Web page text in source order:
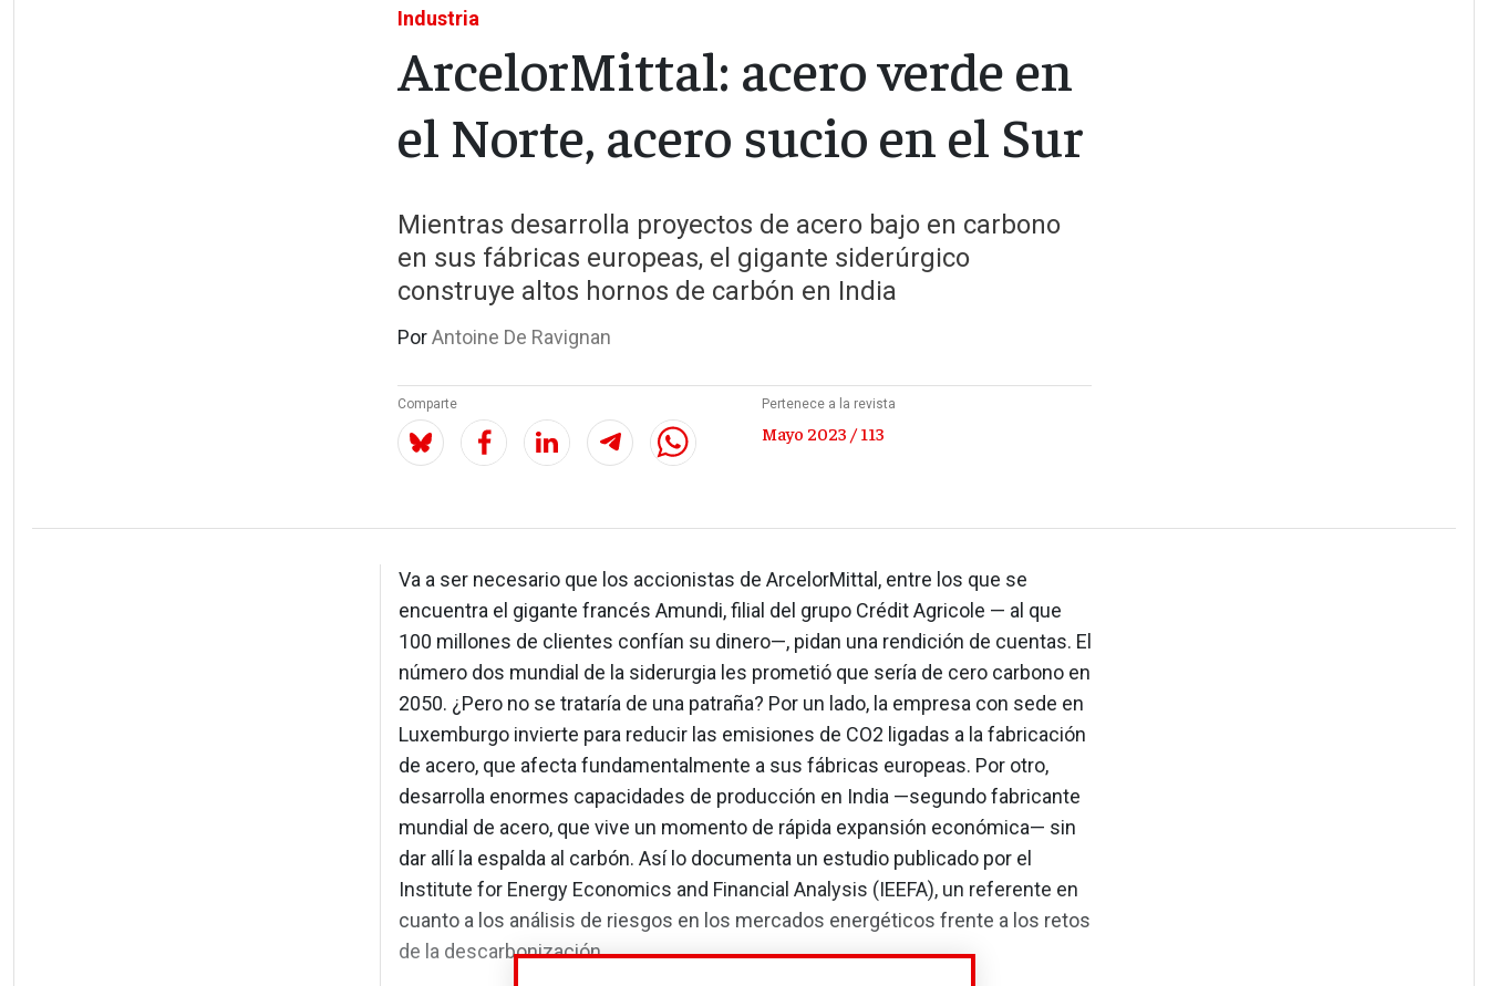
Industria
ArcelorMittal: acero verde en
el Norte, acero sucio en el Sur
Mientras desarrolla proyectos de acero bajo en carbono
en sus fábricas europeas, el gigante siderúrgico
construye altos hornos de carbón en India
PorAntoine De Ravignan
Comparte Pertenece a la revista
Mayo 2023 / 113
Va a ser necesario que los accionistas de ArcelorMittal, entre los que se
encuentra el gigante francés Amundi, filial del grupo Crédit Agricole — al que
100 millones de clientes confían su dinero—, pidan una rendición de cuentas. El
número dos mundial de la siderurgia les prometió que sería de cero carbono en
2050. ¿Pero no se trataría de una patraña? Por un lado, la empresa con sede en
Luxemburgo invierte para reducir las emisiones de CO2 ligadas a la fabricación
de acero, que afecta fundamentalmente a sus fábricas europeas. Por otro,
desarrolla enormes capacidades de producción en India —segundo fabricante
mundial de acero, que vive un momento de rápida expansión económica— sin
dar allí la espalda al carbón. Así lo documenta un estudio publicado por el
Institute for Energy Economics and Financial Analysis (IEEFA), un referente en
cuanto a los análisis de riesgos en los mercados energéticos frente a los retos
de la descarbonización.